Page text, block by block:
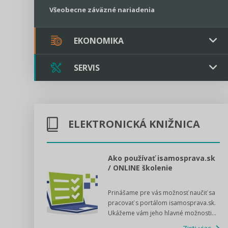
Všeobecne záväzné nariadenia
EKONOMIKA
Verejné obstarávanie
Majetok
Rozpočet
Sociálne podniky
Štátna pomoc
SERVIS
Kontakt
Tlačová agentúra
VIDEO produkcia
ELEKTRONICKÁ KNIŽNICA
Ako používať isamosprava.sk
/ ONLINE školenie
Prinášame pre vás možnosť naučiť sa
pracovať s portálom isamosprava.sk.
Ukážeme vám jeho hlavné možnosti...